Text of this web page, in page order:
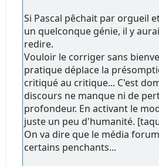
Si Pascal pêchait par orgueil
un quelconque génie, il y
redire.
Vouloir le corriger sans
pratique déplace la
critiqué au critique... C'est
discours ne manque ni de
profondeur. En activant le
juste un peu d'humanité.
On va dire que le média
certains penchants...